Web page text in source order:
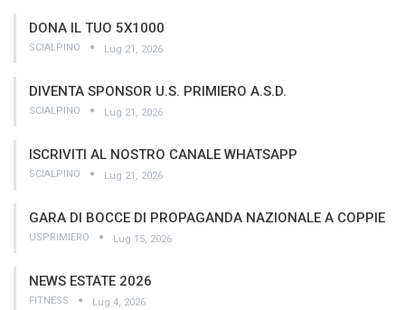
DONA IL TUO 5X1000
SCIALPINO Lug 21, 2026
DIVENTA SPONSOR U.S. PRIMIERO A.S.D.
SCIALPINO Lug 21, 2026
ISCRIVITI AL NOSTRO CANALE WHATSAPP
SCIALPINO Lug 21, 2026
GARA DI BOCCE DI PROPAGANDA NAZIONALE A COPPIE
USPRIMIERO Lug 15, 2026
NEWS ESTATE 2026
FITNESS Lug 4, 2026